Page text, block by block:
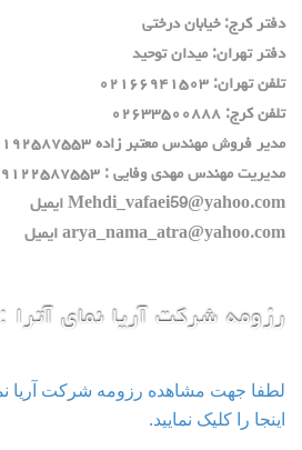
دفتر كرج: خيابان درختي
دفتر تهران: ميدان توحيد
تلفن تهران: ٠٢١٦٦٩٤١٥٠٣
تلفن كرج: ٠٢٦٣٣٥٠٠٨٨٨
مدير فروش مهندس معتبر زاده ٠٩١٩٢٥٨٧٥٥٣
مديريت مهندس مهدي وفايي : ٠٩١٢٢٥٨٧٥٥٣
Mehdi_vafaei59@yahoo.com ايميل
arya_nama_atra@yahoo.com ايميل
رزومه شرکت آریا نمای آترا :
اینجا را کلیک نمایید.